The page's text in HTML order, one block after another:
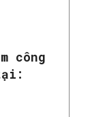
công